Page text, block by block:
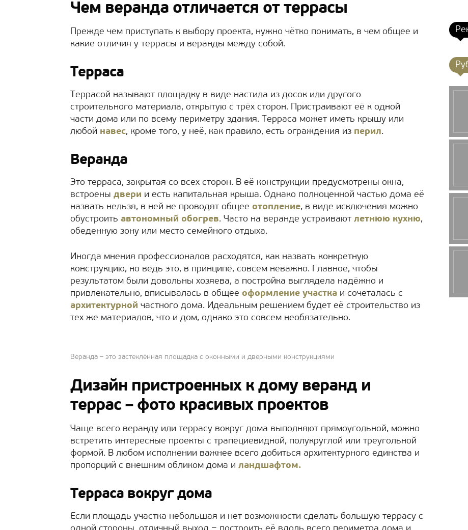
Чем веранда отличается от террасы
Прежде чем приступать к выбору проекта, нужно чётко понимать, в чем общее и
какие отличия у террасы и веранды между собой.
Терраса
Террасой называют площадку в виде настила из досок или другого
строительного материала, открытую с трёх сторон. Пристраивают её к одной
части дома или по всему периметру здания. Терраса может иметь крышу или
любой навес, кроме того, у неё, как правило, есть ограждения из перил.
Веранда
Это терраса, закрытая со всех сторон. В её конструкции предусмотрены окна,
встроены двери и есть капитальная крыша. Однако полноценной частью дома её
назвать нельзя, в ней не проводят общее отопление, в виде исключения можно
обустроить автономный обогрев. Часто на веранде устраивают летнюю кухню,
обеденную зону или место семейного отдыха.
Иногда мнения профессионалов расходятся, как назвать конкретную
конструкцию, но ведь это, в принципе, совсем неважно. Главное, чтобы
результатом были довольны хозяева, а постройка выглядела надёжно и
привлекательно, вписывалась в общее оформление участка и сочеталась с
архитектурной частного дома. Идеальным решением будет её строительство из
тех же материалов, что и дом, однако это совсем необязательно.
Веранда – это застеклённая площадка с оконными и дверными конструкциями
Дизайн пристроенных к дому веранд и
террас – фото красивых проектов
Чаще всего веранду или террасу вокруг дома выполняют прямоугольной, можно
встретить интересные проекты с трапециевидной, полукруглой или треугольной
формой. В любом исполнении важнее всего добиться архитектурного единства и
пропорций с внешним обликом дома и ландшафтом.
Терраса вокруг дома
Если площадь участка небольшая и нет возможности сделать большую террасу с